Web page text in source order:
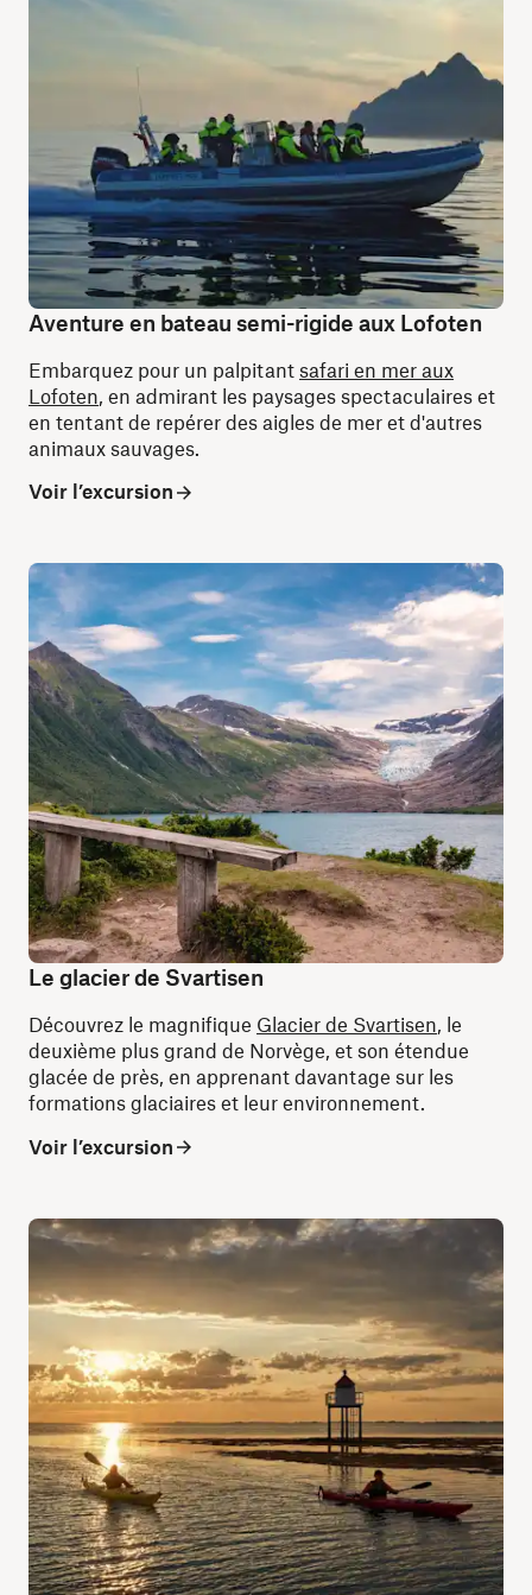
Aventure en bateau semi-rigide aux Lofoten
Embarquez pour un palpitant safari en mer aux
Lofoten , en admirant les paysages spectaculaires et
en tentant de repérer des aigles de mer et d'autres
animaux sauvages.
Voir l’excursion
Le glacier de Svartisen
Découvrez le magnifique Glacier de Svartisen, le
deuxième plus grand de Norvège, et son étendue
glacée de près, en apprenant davantage sur les
formations glaciaires et leur environnement.
Voir l’excursion